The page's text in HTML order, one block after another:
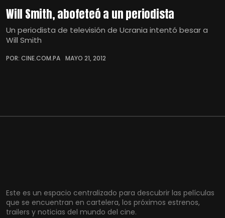
Will Smith, abofeteó a un periodista
Un periodista de televisión de Ucrania intentó besar a
Will Smith
POR: CINE.COM.PA MAYO 21, 2012
Este es un espacio centralizado para descubrir las películas
que se encuentran en cartelera, los próximos estrenos,
trailers y noticias del mundo del cine.